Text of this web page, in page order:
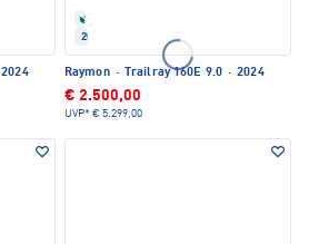
2024
2024
Raymon · Trailray 160E 9.0 · 2024
€ 2.500,00
UVP* € 5.299,00